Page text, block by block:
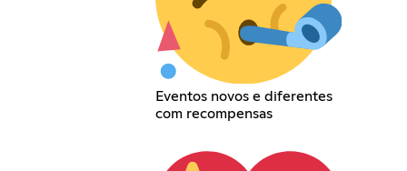
Eventos novos e diferentes
com recompensas